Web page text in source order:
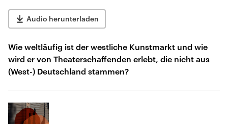
Audio herunterladen
Wie weltläufig ist der westliche Kunstmarkt und wie
wird er von Theaterschaffenden erlebt, die nicht aus
(West-) Deutschland stammen?